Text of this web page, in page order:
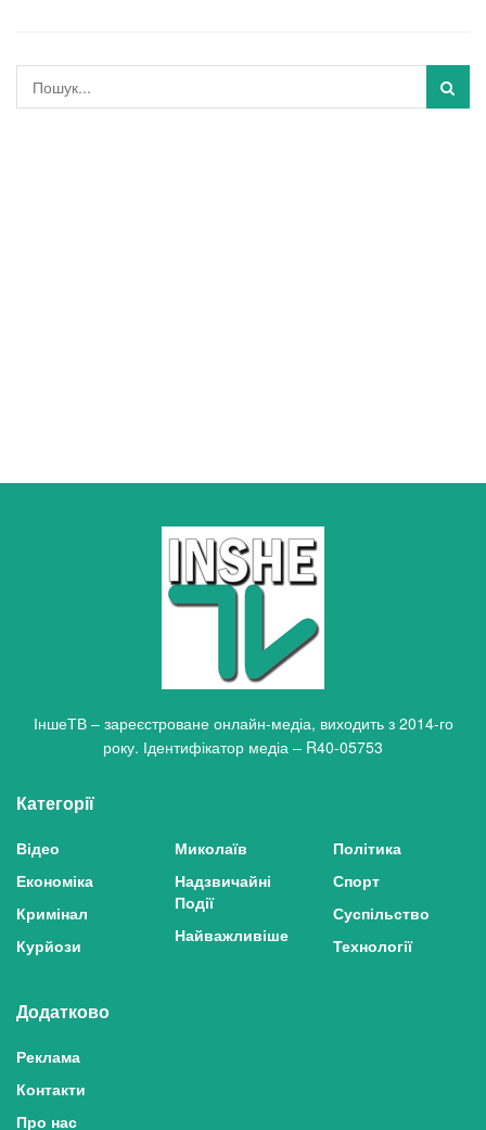
ІншеТВ – зареєстроване онлайн-медіа, виходить з 2014-го
року. Ідентифікатор медіа – R40-05753
Категорії
Відео
Економіка
Кримінал
Курйози
Миколаїв
Надзвичайні
Події
Найважливіше
Політика
Спорт
Суспільство
Технології
Додатково
Реклама
Контакти
Про нас